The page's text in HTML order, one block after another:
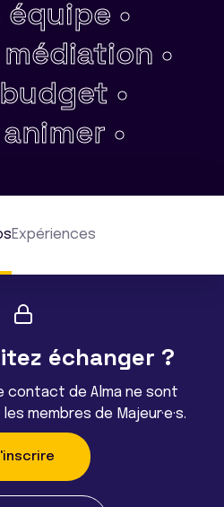
•
•
•
•
Expériences
échanger ?
contact de Alma ne sont
membres de Majeur·e·s.